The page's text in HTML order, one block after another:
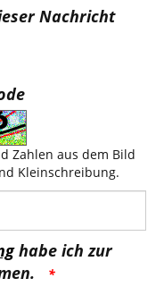
Nachricht
Zahlen aus dem Bild
Kleinschreibung.
habe ich zur